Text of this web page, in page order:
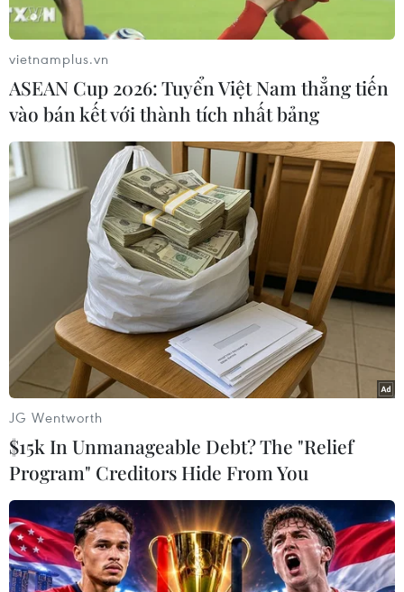
#Đà Nẵng #Hàn Quốc
#COVID-19
#Vùng dịch COVID-19
#Sân bay quốc tế Đà Nẵng
#Bệnh viêm đường hô hấp cấp
TP. Đà Nẵng
Theo dõi VietnamPlus
TIN LIÊN QUAN
vietnamplus.vn
ASEAN Cup 2026: Tuyển Việt Nam thẳng tiến
vào bán kết với thành tích nhất bảng
JG Wentworth
$15k In Unmanageable Debt? The "Relief
Program" Creditors Hide From You